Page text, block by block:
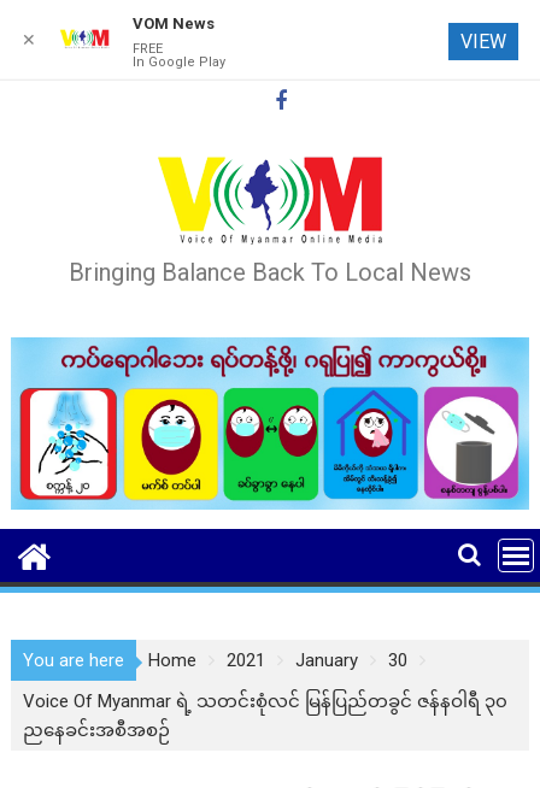
Bringing Balance Back To Local News
You are here Home 2021 January
30
Voice Of Myanmar ရဲ့ သတင်းစုံလင် မြန်ပြည်တခွင် ဇန်နဝါရီ ၃၀
ညနေခင်းအစီအစဉ်
✕
VOM News
FREE
In Google Play
VIEW